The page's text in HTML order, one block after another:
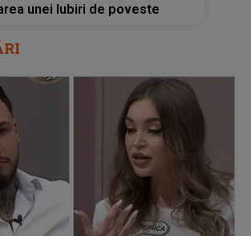
unei Iubiri de poveste